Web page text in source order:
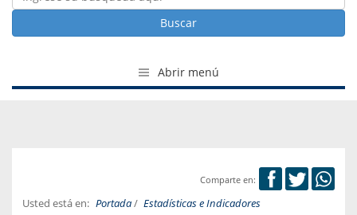
Buscar
Abrir menú
Comparte en:
Usted está en: Portada/ Estadísticas e Indicadores